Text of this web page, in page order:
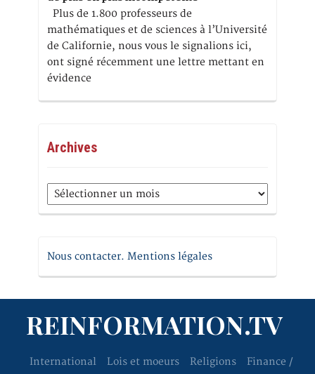
Plus de 1.800 professeurs de
mathématiques et de sciences à l’Université
de Californie, nous vous le signalions ici,
ont signé récemment une lettre mettant en
évidence
Archives
Archives
Nous contacter. Mentions légales
REINFORMATION.TV
International Lois et moeurs Religions
Finance /